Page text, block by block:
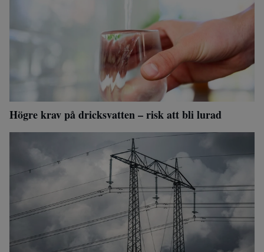
Högre krav på dricksvatten – risk att bli lurad